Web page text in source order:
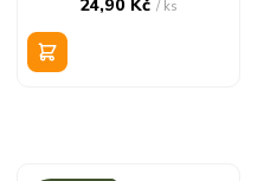
24,90 Kč/ ks